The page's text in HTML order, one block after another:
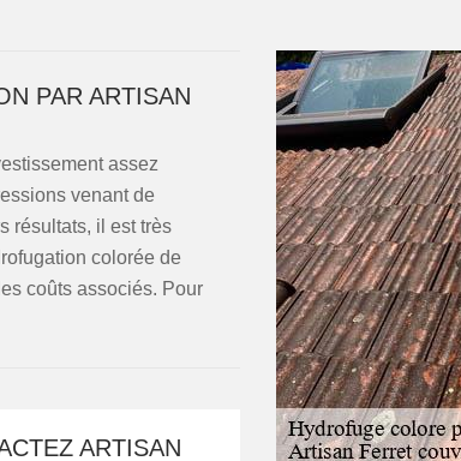
PAR ARTISAN
assez
venant de
résultats, il est très
colorée de
coûts associés. Pour
ARTISAN